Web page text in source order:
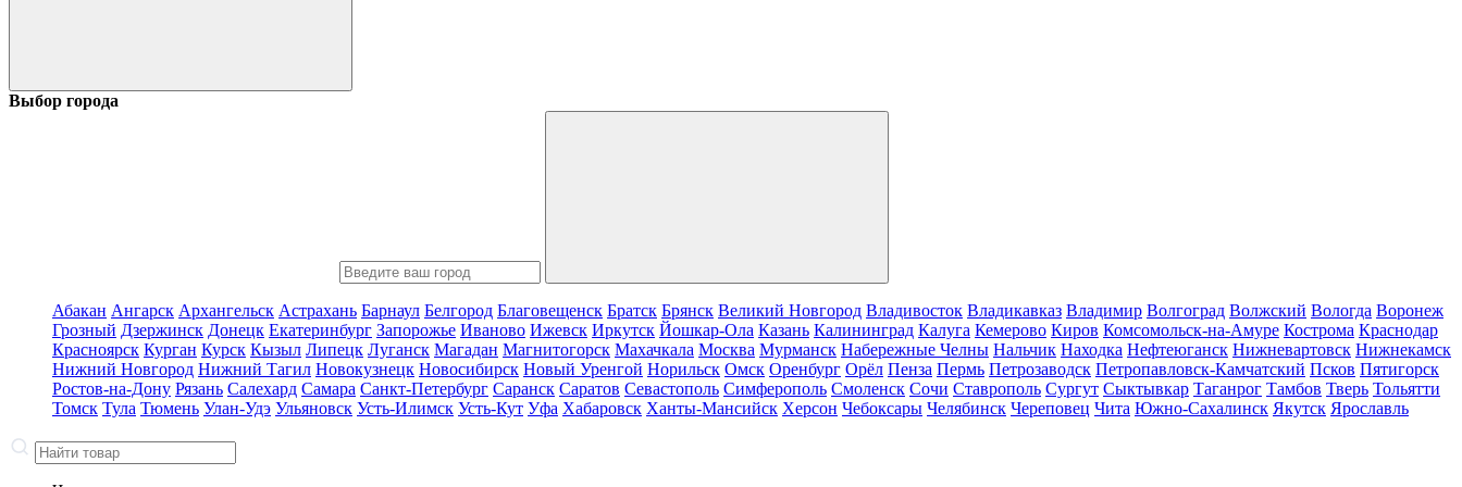
Выбор города
Абакан Ангарск Архангельск Астрахань Барнаул Белгород Благовещенск Братск Брянск Великий Новгород Владивосток Владикавказ Владимир Волгоград Волжский Вологда Воронеж
Грозный Дзержинск Донецк Екатеринбург Запорожье Иваново Ижевск Иркутск Йошкар-Ола Казань Калининград Калуга Кемерово Киров Комсомольск-на-Амуре Кострома Краснодар
Красноярск Курган Курск Кызыл Липецк Луганск Магадан Магнитогорск Махачкала Москва Мурманск Набережные Челны Нальчик Находка Нефтеюганск Нижневартовск Нижнекамск
Нижний Новгород Нижний Тагил Новокузнецк Новосибирск Новый Уренгой Норильск Омск Оренбург Орёл Пенза Пермь Петрозаводск Петропавловск-Камчатский Псков Пятигорск
Ростов-на-Дону Рязань Салехард Самара Санкт-Петербург Саранск Саратов Севастополь Симферополь Смоленск Сочи Ставрополь Сургут Сыктывкар Таганрог Тамбов Тверь Тольятти
Томск Тула Тюмень Улан-Удэ Ульяновск Усть-Илимск Усть-Кут Уфа Хабаровск Ханты-Мансийск Херсон Чебоксары Челябинск Череповец Чита Южно-Сахалинск Якутск Ярославль